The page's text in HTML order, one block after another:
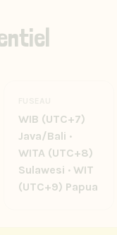
WIB (UTC+7)
Java/Bali ·
WITA (UTC+8)
Sulawesi · WIT
(UTC+9) Papua